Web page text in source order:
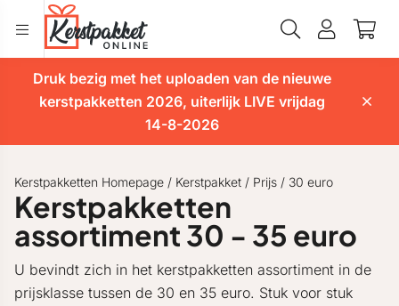
Druk bezig met het uploaden van de nieuwe
kerstpakketten 2026, uiterlijk LIVE vrijdag
14-8-2026
Kerstpakketten Homepage / Kerstpakket / Prijs / 30 euro
Kerstpakketten
assortiment 30 - 35 euro
U bevindt zich in het kerstpakketten assortiment in de
prijsklasse tussen de 30 en 35 euro. Stuk voor stuk